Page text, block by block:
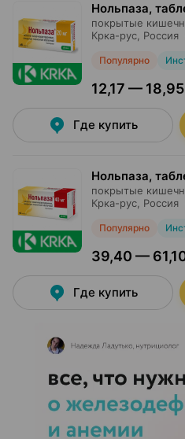
Нольпаза,
покрытые
Крка-рус , Россия
Популярно
12,17 —
Где купить
Нольпаза,
покрытые
Крка-рус , Россия
Популярно
39,40 —
Где купить